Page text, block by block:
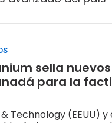
sella
para la
Technology (EEUU)